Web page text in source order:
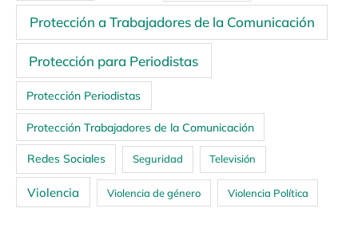
Protección a Trabajadores de la Comunicación
Protección para Periodistas
Protección Periodistas
Protección Trabajadores de la Comunicación
Redes Sociales Seguridad Televisión
Violencia Violencia de género Violencia Política